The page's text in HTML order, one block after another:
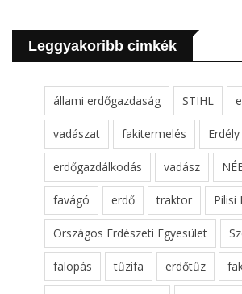
Leggyakoribb cimkék
állami erdőgazdaság STIHL
vadászat fakitermelés Erdély
erdőgazdálkodás vadász
favágó erdő traktor Pilisi
Országos Erdészeti Egyesület
falopás tűzifa erdőtűz